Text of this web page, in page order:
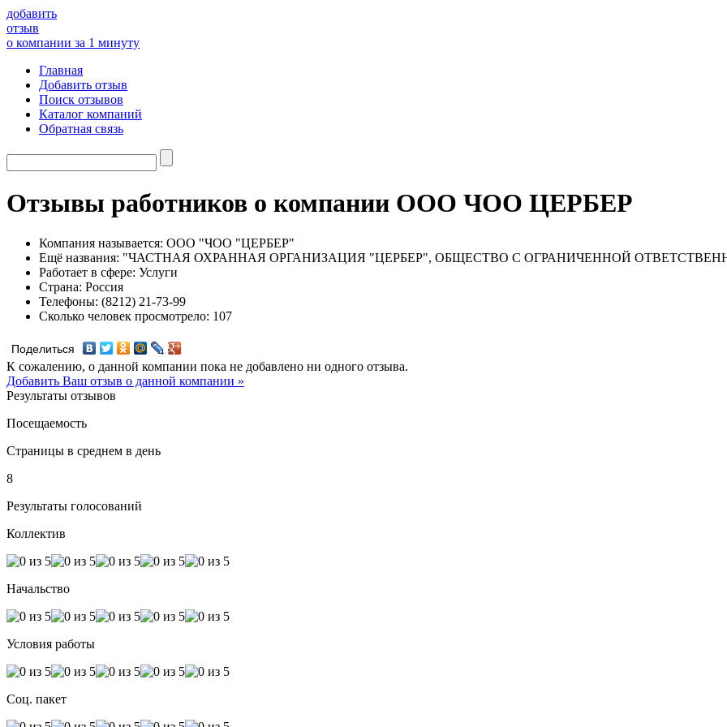
добавить
отзыв
о компании за 1 минуту
Главная
Добавить отзыв
Поиск отзывов
Каталог компаний
Обратная связь
Отзывы работников о компании ООО ЧОО ЦЕРБЕР
Компания называется: ООО "ЧОО "ЦЕРБЕР"
Ещё названия: "ЧАСТНАЯ ОХРАННАЯ ОРГАНИЗАЦИЯ "ЦЕРБЕР", ОБЩЕСТВО С ОГРАНИЧЕННОЙ
Работает в сфере: Услуги
Страна: Россия
Телефоны: (8212) 21-73-99
Сколько человек просмотрело: 107
Поделиться
К сожалению, о данной компании пока не добавлено ни одного отзыва.
Добавить Ваш отзыв о данной компании »
Результаты отзывов
Посещаемость
Страницы в среднем в день
8
Результаты голосований
Коллектив
Начальство
Условия работы
Соц. пакет